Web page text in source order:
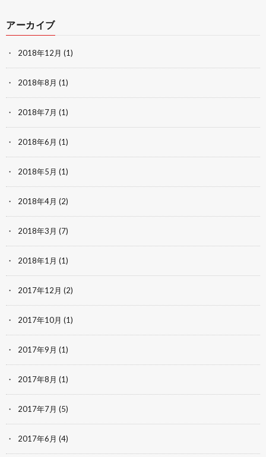
アーカイブ
2018年12月 (1)
2018年8月 (1)
2018年7月 (1)
2018年6月 (1)
2018年5月 (1)
2018年4月 (2)
2018年3月 (7)
2018年1月 (1)
2017年12月 (2)
2017年10月 (1)
2017年9月 (1)
2017年8月 (1)
2017年7月 (5)
2017年6月 (4)